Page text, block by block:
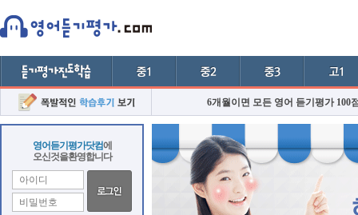
6개월이면 모든 영어 듣기평가 100
영어듣기평가닷컴에
오신것을환영합니다